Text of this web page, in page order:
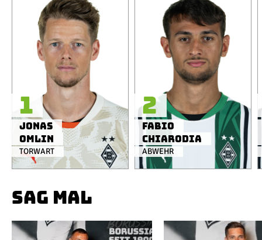
TORWART
Jonas
Omlin
1
ABWEHR
Fabio
Chiarodia
2
SAG MAL